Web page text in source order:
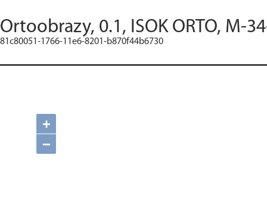
Ortoobrazy, 0.1, ISOK ORTO, M-
81c80051-1766-11e6-8201-b870f44b6730
+
−